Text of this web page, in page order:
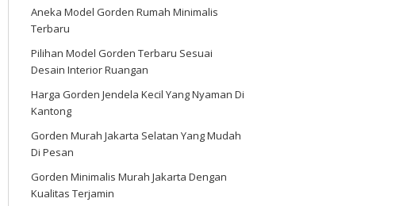
Aneka Model Gorden Rumah Minimalis
Terbaru
Pilihan Model Gorden Terbaru Sesuai
Desain Interior Ruangan
Harga Gorden Jendela Kecil Yang Nyaman Di
Kantong
Gorden Murah Jakarta Selatan Yang Mudah
Di Pesan
Gorden Minimalis Murah Jakarta Dengan
Kualitas Terjamin